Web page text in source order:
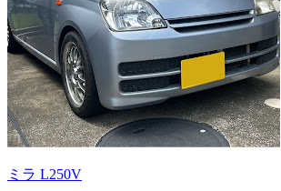
ミラ L250V